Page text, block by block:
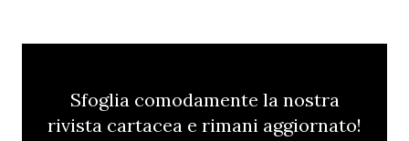
Sfoglia comodamente la nostra
rivista cartacea e rimani aggiornato!